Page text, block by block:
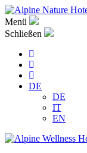
Menü
Schließen
DE
DE
IT
EN